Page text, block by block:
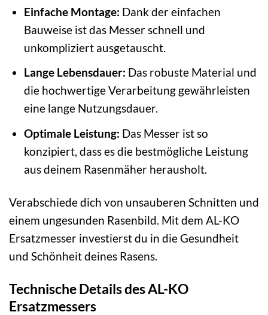
Einfache Montage: Dank der einfachen
Bauweise ist das Messer schnell und
unkompliziert ausgetauscht.
Lange Lebensdauer: Das robuste Material und
die hochwertige Verarbeitung gewährleisten
eine lange Nutzungsdauer.
Optimale Leistung: Das Messer ist so
konzipiert, dass es die bestmögliche Leistung
aus deinem Rasenmäher herausholt.
Verabschiede dich von unsauberen Schnitten und
einem ungesunden Rasenbild. Mit dem AL-KO
Ersatzmesser investierst du in die Gesundheit
und Schönheit deines Rasens.
Technische Details des AL-KO
Ersatzmessers